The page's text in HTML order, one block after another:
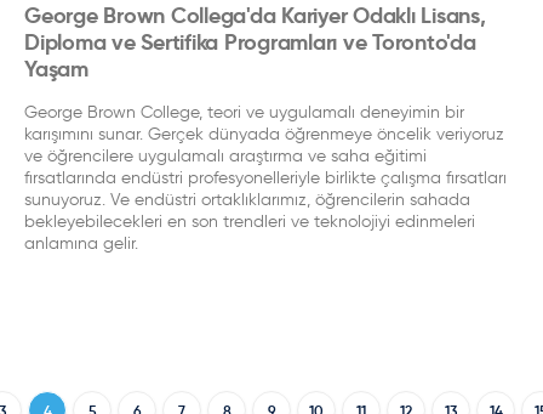
George Brown Collega'da Kariyer Odaklı Lisans,
Diploma ve Sertifika Programları ve Toronto'da
Yaşam
George Brown College, teori ve uygulamalı deneyimin bir
karışımını sunar. Gerçek dünyada öğrenmeye öncelik veriyoruz
ve öğrencilere uygulamalı araştırma ve saha eğitimi
fırsatlarında endüstri profesyonelleriyle birlikte çalışma fırsatları
sunuyoruz. Ve endüstri ortaklıklarımız, öğrencilerin sahada
bekleyebilecekleri en son trendleri ve teknolojiyi edinmeleri
anlamına gelir.
3 4 5 6 7 8 9 10 11 12 13 14